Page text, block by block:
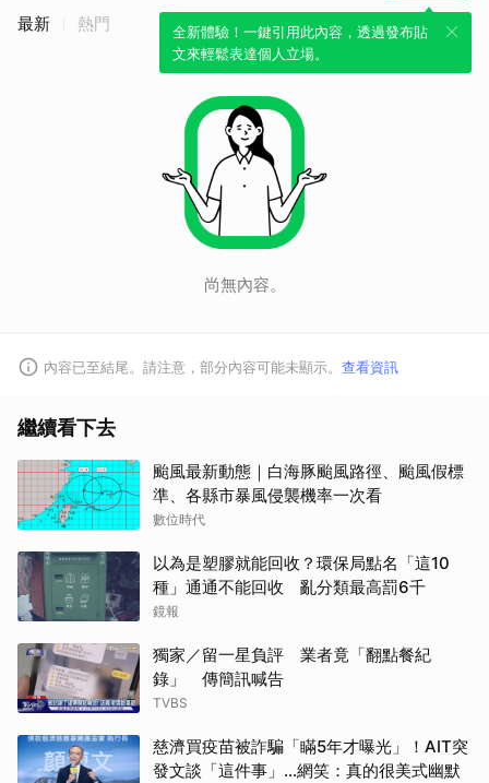
全新體驗！一鍵引用此內容，透過發布貼
文來輕鬆表達個人立場。
最新 熱門
尚無內容。
內容已至結尾。請注意，部分內容可能未顯示。 查看資訊
繼續看下去
颱風最新動態｜白海豚颱風路徑、颱風假標
準、各縣市暴風侵襲機率一次看
數位時代
以為是塑膠就能回收？環保局點名「這10
種」通通不能回收 亂分類最高罰6千
鏡報
獨家／留一星負評 業者竟「翻點餐紀
錄」 傳簡訊喊告
TVBS
慈濟買疫苗被詐騙「瞞5年才曝光」！AIT突
發文談「這件事」…網笑：真的很美式幽默